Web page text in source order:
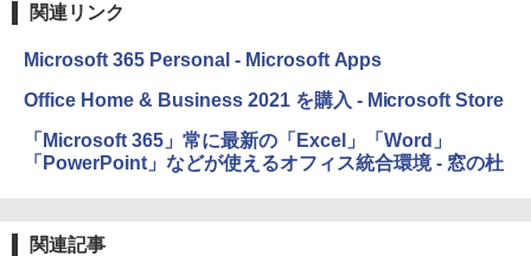
関連リンク
Microsoft 365 Personal - Microsoft Apps
Office Home & Business 2021 を購入 - Microsoft Store
「Microsoft 365」常に最新の「Excel」「Word」
「PowerPoint」などが使えるオフィス統合環境 - 窓の杜
関連記事